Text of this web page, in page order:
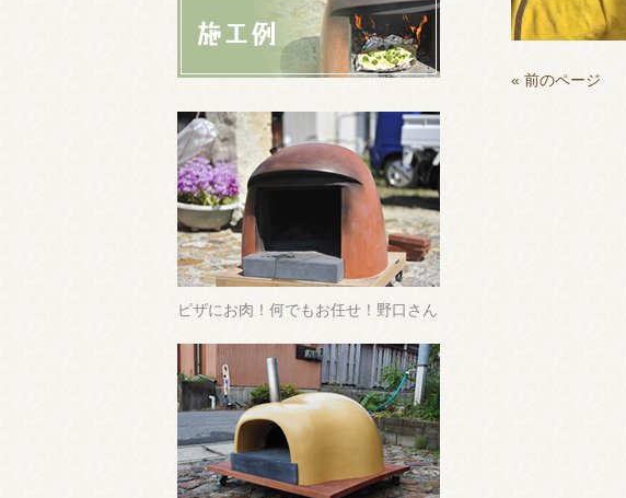
« 前のページ
ピザにお肉！何でもお任せ！野口さん